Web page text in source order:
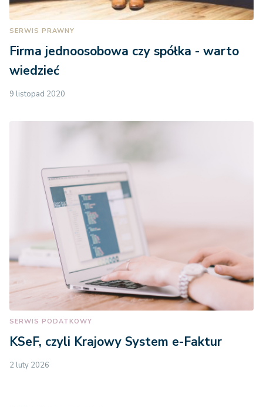
SERWIS PRAWNY
Firma jednoosobowa czy spółka - warto
wiedzieć
9 listopad 2020
SERWIS PODATKOWY
KSeF, czyli Krajowy System e-Faktur
2 luty 2026